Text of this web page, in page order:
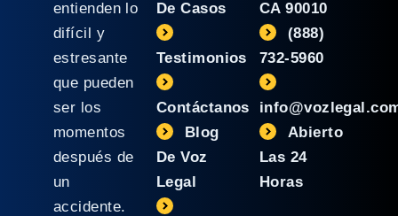
entienden lo
difícil y
estresante
que pueden
ser los
momentos
después de
un
accidente.
De Casos
Testimonios
Contáctanos
Blog
De Voz
Legal
CA 90010
(888)
732-5960
Abierto
Las 24
Horas